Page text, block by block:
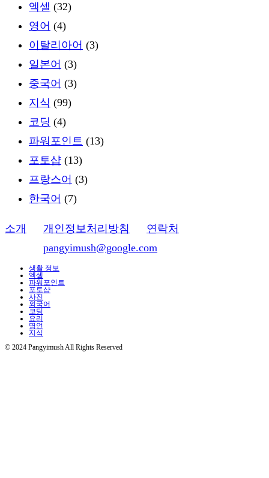
엑셀 (32)
영어 (4)
이탈리아어 (3)
일본어 (3)
중국어 (3)
지식 (99)
코딩 (4)
파워포인트 (13)
포토샵 (13)
프랑스어 (3)
한국어 (7)
소개 개인정보처리방침
연락처
pangyimush@google.com
생활 정보
엑셀
파워포인트
포토샵
사진
외국어
코딩
요리
명언
지식
© 2024 Pangyimush All Rights Reserved